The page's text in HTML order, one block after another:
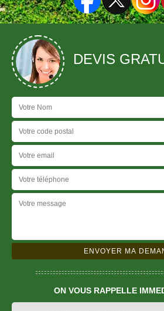
DEVIS
ON VOUS RAPPELLE